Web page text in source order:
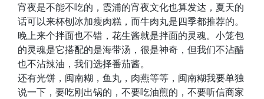
宵夜是不能不吃的，霞浦的宵夜文化也算发达，夏天的
话可以来杯刨冰加瘦肉糕，而牛肉丸是四季都推荐的。
晚上来个拌面也不错，花生酱就是拌面的灵魂。小笼包
的灵魂是它搭配的是海带汤，很是神奇，但我们不沾醋
也不沾辣油，我们选择番茄酱。
还有光饼，闽南糊，鱼丸，肉燕等等，闽南糊我要单独
说一下，要吃刚出锅的，不要吃油煎的，不要听信商家